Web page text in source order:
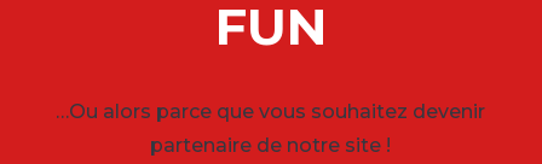
FUN
…Ou alors parce que vous souhaitez devenir
partenaire de notre site !